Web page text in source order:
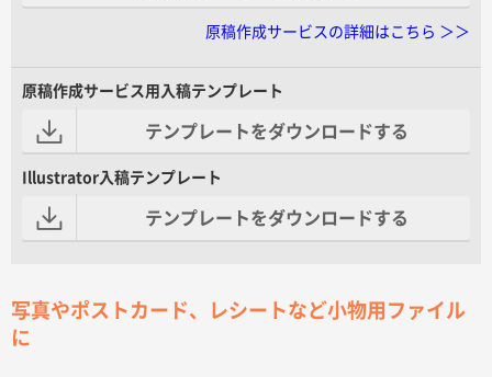
原稿作成サービスの詳細はこちら ＞＞
原稿作成サービス用入稿テンプレート
テンプレートをダウンロードする
Illustrator入稿テンプレート
テンプレートをダウンロードする
写真やポストカード、レシートなど小物用ファイル
に